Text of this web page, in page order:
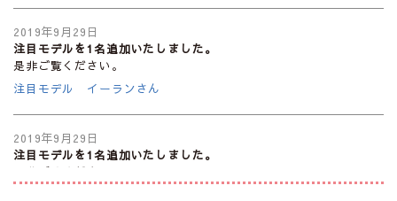
2019年9月29日
注目モデルを1名追加いたしました。
是非ご覧ください。
注目モデル イーランさん
2019年9月29日
注目モデルを1名追加いたしました。
是非ご覧ください。